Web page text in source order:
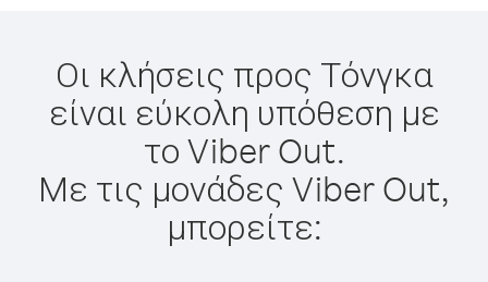
Οι κλήσεις προς Τόνγκα
είναι εύκολη υπόθεση με
το Viber Out.
Με τις μονάδες Viber Out,
μπορείτε: